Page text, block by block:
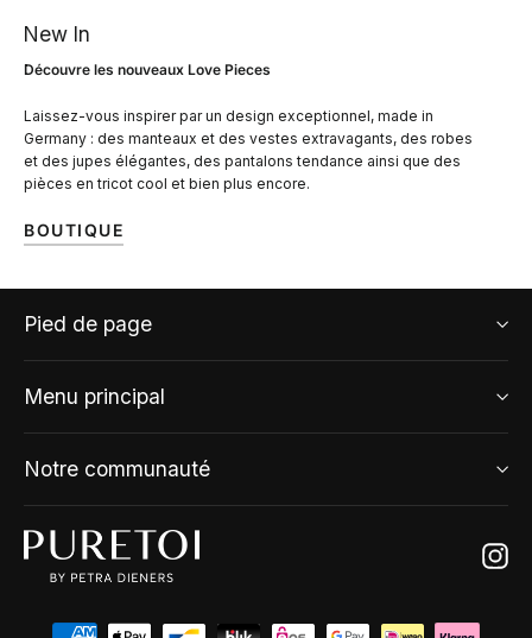
New In
Découvre les nouveaux Love Pieces
Laissez-vous inspirer par un design exceptionnel, made in
Germany : des manteaux et des vestes extravagants, des robes
et des jupes élégantes, des pantalons tendance ainsi que des
pièces en tricot cool et bien plus encore.
BOUTIQUE
Pied de page
Menu principal
Notre communauté